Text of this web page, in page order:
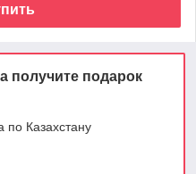
получите подарок
по Казахстану